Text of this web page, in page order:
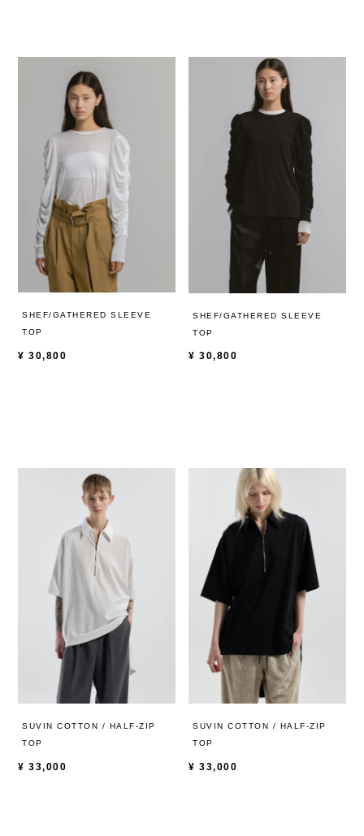
SHEF/GATHERED SLEEVE
TOP
¥ 30,800
SHEF/GATHERED SLEEVE
TOP
¥ 30,800
SUVIN COTTON / HALF-ZIP
TOP
¥ 33,000
SUVIN COTTON / HALF-ZIP
TOP
¥ 33,000